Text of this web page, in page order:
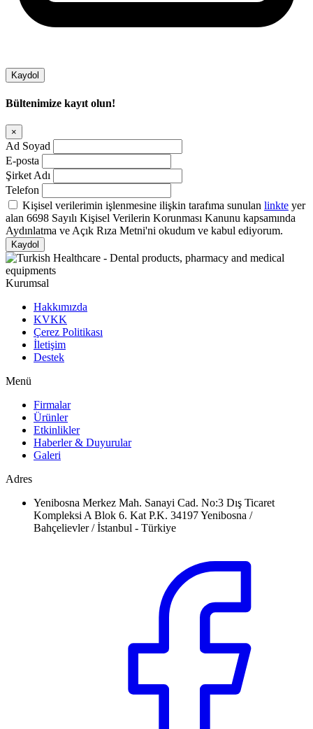
Kaydol
Bültenimize kayıt olun!
Ad Soyad
E-posta
Şirket Adı
Telefon
Kişisel verilerimin işlenmesine ilişkin tarafıma sunulan linkte yer
alan 6698 Sayılı Kişisel Verilerin Korunması Kanunu kapsamında
Aydınlatma ve Açık Rıza Metni'ni okudum ve kabul ediyorum.
Kaydol
Kurumsal
Hakkımızda
KVKK
Çerez Politikası
İletişim
Destek
Menü
Firmalar
Ürünler
Etkinlikler
Haberler & Duyurular
Galeri
Adres
Yenibosna Merkez Mah. Sanayi Cad. No:3 Dış Ticaret
Kompleksi A Blok 6. Kat P.K. 34197 Yenibosna /
Bahçelievler / İstanbul - Türkiye